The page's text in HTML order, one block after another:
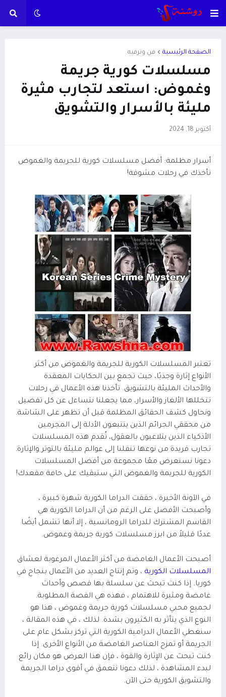
الصفحة الرئيسية فن وترفيه
مسلسلات كورية جريمة
وغموض: استعد لتجارب مثيرة
مليئة بالأسرار والتشويق
أكتوبر 18, 2024
أسرار مظلمة: أفضل مسلسلات كورية للجريمة والغموض
تأخذك في رحلات مشوقة!
تعتبر المسلسلات الكورية للجريمة والغموض من أكثر
الأنواع إثارة وجذبًا، حيث تجمع بين الحكايات المعقدة
والأحداث المليئة بالتشويق. تأخذنا هذه الأعمال في رحلات
تتخللها الألغاز والأسرار، مما يجعلنا نتساءل عن كل تفصيل
ونحاول كشف الحقائق المظلمة قبل أن تظهر على الشاشة.
من محققي الجرائم الذين يتتبعون الأدلة إلى المجرمين
الأذكياء الذين يتلاعبون بالعقول، تُقدم هذه المسلسلات
تجارب فريدة من نوعها تنقلنا إلى عوالم مليئة بالتوتر والإثارة.
دعونا نستعرض معًا مجموعة من أفضل المسلسلات
الكورية للجريمة والغموض التي ستبقيك على حافة مقعدك!
في الآونة الأخيرة ، حققت الدراما الكورية شهرة كبيرة ،
وأصبحت الأفضل على الرغم من أن الدراما الكورية هي
القاسم المشترك للدراما الرومانسية ، إلا أنها تشمل أيضًا
عددًا قليلاً من ابرز مسلسلات كورية جريمة وغموض.
أصبحت الأعمال الغامضة من أكثر الأعمال المرغوبة لعشاق
المسلسلات الكورية ، وتم إنتاج العديد من الأعمال بنجاح في
كوريا. إذا كنت تبحث عن سلسلة بها قصص وأحداث
غامضة ومثيرة للاهتمام ، فهذه هي القصة المطلوبة.
لجميع محبي مسلسلات كورية جريمة وغموض ، هذا هو
النوع الذي يتأثر به الكثيرون بشدة. لذلك ، في هذه المقالة ،
سنغطي الأعمال الدرامية الكورية التي تركز بشكل عام على
الجريمة أو تمزج العناصر الغامضة من الأنواع الأخرى. إذا
كنت تبحث عن الإثارة والقوة ، فإن هذا العرض هو مكان رائع
لبدء المشاهدة ، لذلك دعونا نتعمق في أقوى دراما الجريمة
والتشويق الكورية حتى الآن.